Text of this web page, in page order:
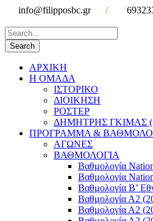
info@filipposbc.gr /
ΑΡΧΙΚΗ
Η ΟΜΑΔΑ
ΙΣΤΟΡΙΚΟ
ΔΙΟΙΚΗΣΗ
ΡΟΣΤΕΡ
ΔΗΜΗΤΡΗΣ ΓΚΙΜΑΣ
ΠΡΟΓΡΑΜΜΑ &
ΑΓΩΝΕΣ
ΒΑΘΜΟΛΟΓΙΑ
Βαθμολογία
Βαθμολογία
Βαθμολογία Β’
Βαθμολογία Α2
Βαθμολογία Α2